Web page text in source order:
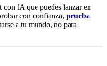
con IA que puedes lanzar en
con confianza, prueba
a tu mundo, no para